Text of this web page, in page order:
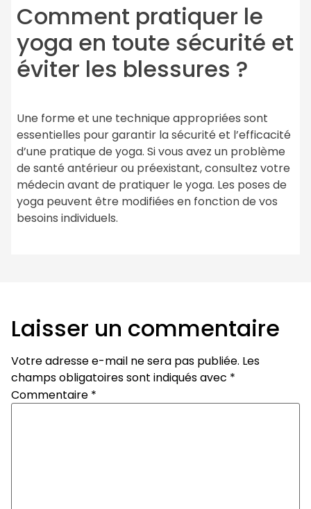
Comment pratiquer le
yoga en toute sécurité et
éviter les blessures ?
Une forme et une technique appropriées sont
essentielles pour garantir la sécurité et l’efficacité
d’une pratique de yoga. Si vous avez un problème
de santé antérieur ou préexistant, consultez votre
médecin avant de pratiquer le yoga. Les poses de
yoga peuvent être modifiées en fonction de vos
besoins individuels.
Laisser un commentaire
Votre adresse e-mail ne sera pas publiée. Les
champs obligatoires sont indiqués avec *
Commentaire *